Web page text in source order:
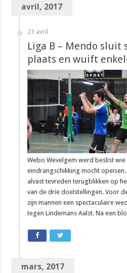
avril, 2017
23 avril
Liga B – Mendo sluit
plaats en wuift
Webis Wevelgem werd beslist
eindrangschikking mocht
alvast tevreden terugblikken op
van de drie doelstellingen. Voor
zijn mannen een spectaculaire
tegen Lindemans Aalst. Na een
mars, 2017